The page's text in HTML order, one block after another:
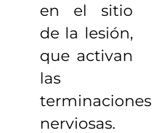
en el sitio
de la lesión,
que activan
las
terminaciones
nerviosas.